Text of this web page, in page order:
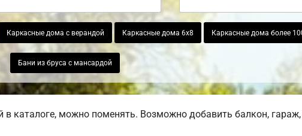
Каркасные дома с верандой Каркасные дома 6х8 Каркасные дома более
Бани из бруса с мансардой
каталоге, можно поменять. Возможно добавить балкон, гараж,